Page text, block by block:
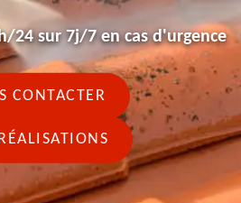
24 sur 7j/7 en cas d'urgence
CONTACTER